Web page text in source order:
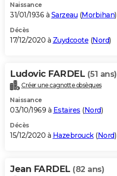
Naissance
31/01/1936 à Sarzeau (Morbihan)
Décès
17/12/2020 à Zuydcoote (Nord)
Ludovic FARDEL (51 ans)
Créer une cagnotte obsèques
Naissance
03/10/1969 à Estaires (Nord)
Décès
15/12/2020 à Hazebrouck(Nord)
Jean FARDEL (82 ans)